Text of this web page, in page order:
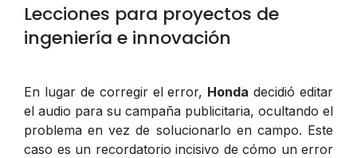
Lecciones para proyectos de
ingeniería e innovación
En lugar de corregir el error, Honda decidió editar
el audio para su campaña publicitaria, ocultando el
problema en vez de solucionarlo en campo. Este
caso es un recordatorio incisivo de cómo un error